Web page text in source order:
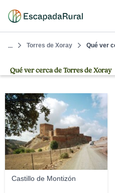
... Torres de Xoray Qué ver
Qué ver cerca de Torres de Xoray
Castillo de Montizón
Jesús Romero